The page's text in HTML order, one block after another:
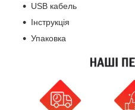
USB кабель
Інструкція
Упаковка